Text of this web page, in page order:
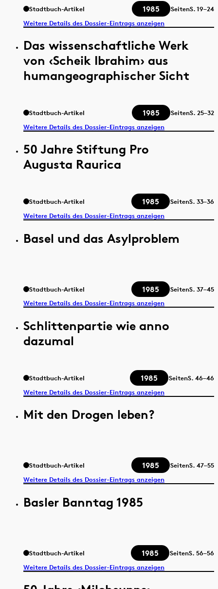
Stadtbuch-Artikel 1985 SeitenS.19–24
Weitere Details des Dossier-Eintrags anzeigen
Das wissenschaftliche Werk
von ‹Scheik Ibrahim› aus
humangeographischer Sicht
Stadtbuch-Artikel 1985 SeitenS. 25–32
Weitere Details des Dossier-Eintrags anzeigen
50 Jahre Stiftung Pro
Augusta Raurica
Stadtbuch-Artikel 1985 SeitenS. 33–36
Weitere Details des Dossier-Eintrags anzeigen
Basel und das Asylproblem
Stadtbuch-Artikel 1985 SeitenS. 37–45
Weitere Details des Dossier-Eintrags anzeigen
Schlittenpartie wie anno
dazumal
Stadtbuch-Artikel 1985 SeitenS. 46–46
Weitere Details des Dossier-Eintrags anzeigen
Mit den Drogen leben?
Stadtbuch-Artikel 1985 SeitenS. 47–55
Weitere Details des Dossier-Eintrags anzeigen
Basler Banntag 1985
Stadtbuch-Artikel 1985 SeitenS. 56–56
Weitere Details des Dossier-Eintrags anzeigen